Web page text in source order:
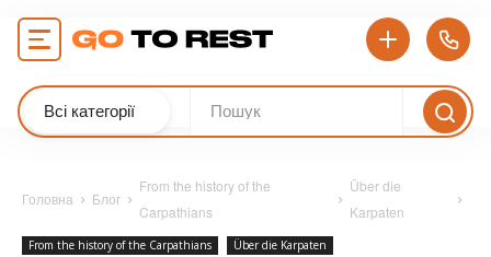
Всі категорії
Головна Блог
From the history of the
Carpathians
Über die
Karpaten
From the history of the Carpathians Über die Karpaten